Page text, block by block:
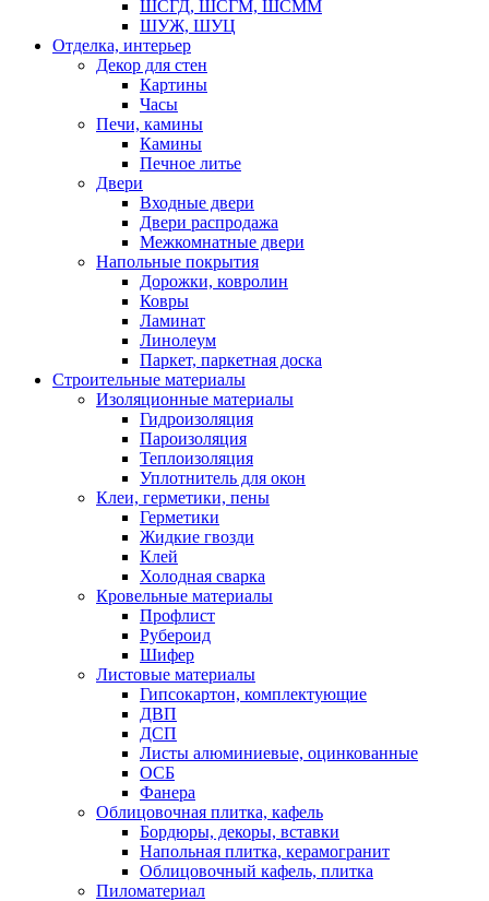
ШСГД, ШСГМ, ШСММ
ШУЖ, ШУЦ
Отделка, интерьер
Декор для стен
Картины
Часы
Печи, камины
Камины
Печное литье
Двери
Входные двери
Двери распродажа
Межкомнатные двери
Напольные покрытия
Дорожки, ковролин
Ковры
Ламинат
Линолеум
Паркет, паркетная доска
Строительные материалы
Изоляционные материалы
Гидроизоляция
Пароизоляция
Теплоизоляция
Уплотнитель для окон
Клеи, герметики, пены
Герметики
Жидкие гвозди
Клей
Холодная сварка
Кровельные материалы
Профлист
Рубероид
Шифер
Листовые материалы
Гипсокартон, комплектующие
ДВП
ДСП
Листы алюминиевые, оцинкованные
ОСБ
Фанера
Облицовочная плитка, кафель
Бордюры, декоры, вставки
Напольная плитка, керамогранит
Облицовочный кафель, плитка
Пиломатериал